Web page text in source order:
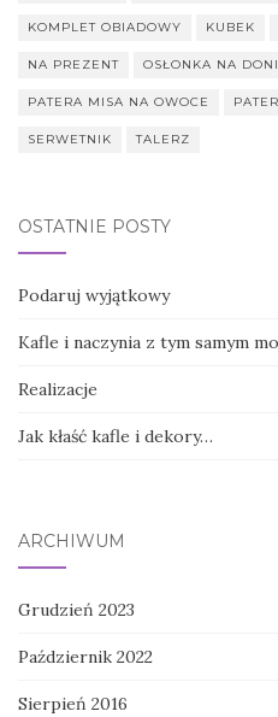
KOMPLET OBIADOWY KUBEK
NA PREZENT OSŁONKA NA
PATERA MISA NA OWOCE
SERWETNIK TALERZ
OSTATNIE POSTY
Podaruj wyjątkowy
Kafle i naczynia z tym samym
Realizacje
Jak kłaść kafle i dekory…
ARCHIWUM
Grudzień 2023
Październik 2022
Sierpień 2016